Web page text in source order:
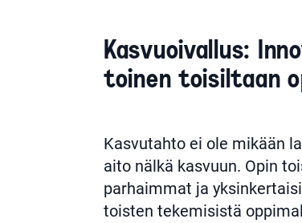
Kasvuoivallus:
toinen toisiltaan
Kasvutahto ei ole mikään
aito nälkä kasvuun. Opin
parhaimmat ja
toisten tekemisistä